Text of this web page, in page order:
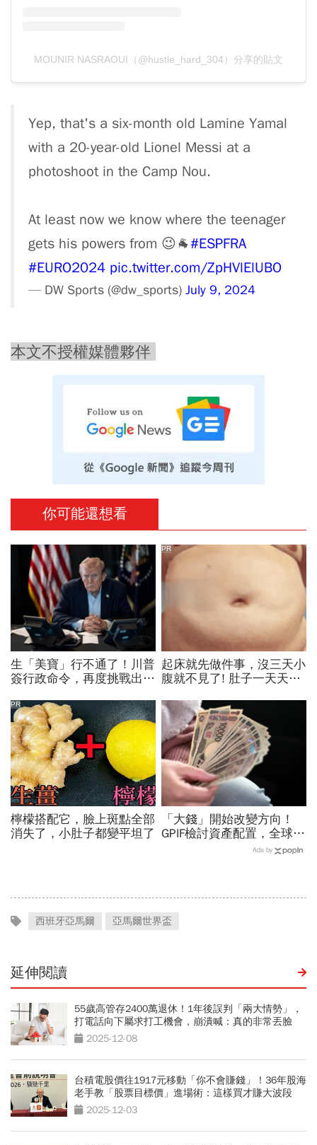
MOUNIR NASRAOUI（@hustle_hard_304）分享的貼文
Yep, that's a six-month old Lamine Yamal
with a 20-year-old Lionel Messi at a
photoshoot in the Camp Nou.
At least now we know where the teenager
gets his powers from 😉🐐#ESPFRA
#EURO2024 pic.twitter.com/ZpHVlElUBO
— DW Sports (@dw_sports) July 9, 2024
本文不授權媒體夥伴
你可能還想看
生「美寶」行不通了！川普
簽行政命令，再度挑戰出生
允許花錢買進美國的資格
起床就先做件事，沒三天小
腹就不見了! 肚子一天天變
PR
檸檬搭配它，臉上斑點全部
消失了，小肚子都變平坦了
PR
「大錢」開始改變方向！
GPIF檢討資產配置，全球資
金流向恐迎重大變局
Ads by
西班牙亞馬爾 亞馬爾世界盃
延伸閱讀
55歲高管存2400萬退休！1年後誤判「兩大情勢」，
打電話向下屬求打工機會，崩潰喊：真的非常丟臉
2025-12-08
台積電股價往1917元移動「你不會賺錢」！36年股海
老手教「股票目標價」進場術：這樣買才賺大波段
2025-12-03